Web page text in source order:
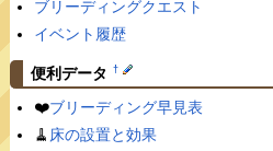
ブリーディングクエスト
イベント履歴
便利データ †
❤️ブリーディング早見表
🧹 床の設置と効果